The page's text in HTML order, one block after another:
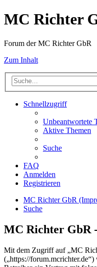
MC Richter
Forum der MC Richter GbR
Zum Inhalt
Schnellzugriff
Unbeantwortete
Aktive Themen
Suche
FAQ
Anmelden
Registrieren
MC Richter GbR
Suche
MC Richter GbR
Mit dem Zugriff auf „MC
(„https://